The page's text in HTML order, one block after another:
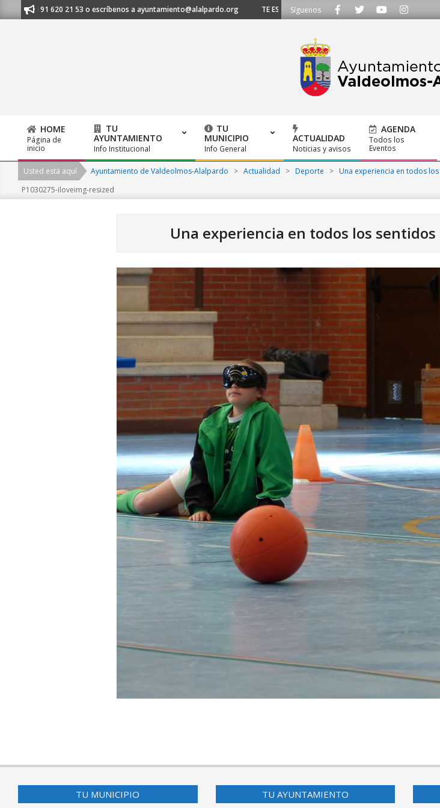
to
al 91 620 21 53 o escríbenos a ayuntamiento@alalpardo.org TE ESCUCHAMOS - Llámanos al 91 620 21 53 o
Síguenos
Primary
Navigation
Menu
HOME
Página de
inicio
TU
AYUNTAMIENTO
Info Institucional
TU
MUNICIPIO
Info General
ACTUALIDAD
Noticias y avisos
AGENDA
Todos los
Eventos
Usted está aquí Ayuntamiento de Valdeolmos-Alalpardo > Actualidad > Deporte > Una experiencia en todos
P1030275-iloveimg-resized
Una experiencia en todos los sentidos
TU MUNICIPIO
TU AYUNTAMIENTO